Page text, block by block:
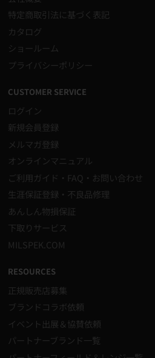
特定商取引法に基づく表記
カタログ
ショールーム
プライバシーポリシー
CUSTOMER SERVICE
ログイン
新規会員登録
メルマガ登録
オンラインマニュアル
ご利用ガイド・FAQ・お問い合わせ
生涯保証登録・不良品修理
あんしん物損保証
下取りサービス
MILSPEK.COM
RESOURCES
正規販売店募集
ブランドコラボ依頼
イベント出展＆協賛依頼
パートナーブランド一覧